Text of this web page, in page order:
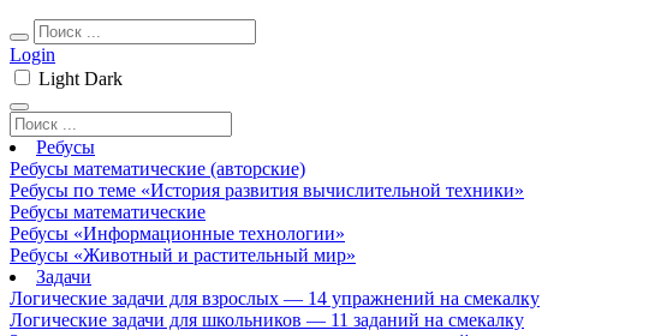
Login
Light Dark
Ребусы
Ребусы математические (авторские)
Ребусы по теме «История развития вычислительной техники»
Ребусы математические
Ребусы «Информационные технологии»
Ребусы «Животный и растительный мир»
Задачи
Логические задачи для взрослых — 14 упражнений на смекалку
Логические задачи для школьников — 11 заданий на смекалку